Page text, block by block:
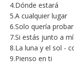
4.Dónde estará
5.A cualquier lugar
6.Solo quería probar
7.Si estás junto a mí
8.La luna y el sol -
9.Pienso en ti